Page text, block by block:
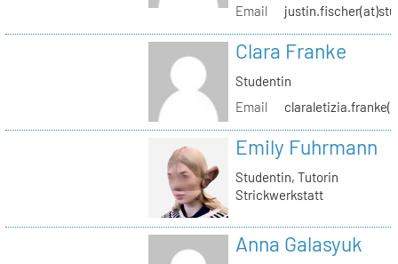
Email
Clara Franke
Studentin
Email
Emily Fuhrmann
Studentin, Tutorin
Strickwerkstatt
Anna Galasyuk